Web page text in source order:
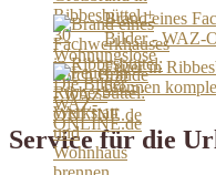
Brand eines
Bilder - WAZ-
Feuer in
brennen
Service für die